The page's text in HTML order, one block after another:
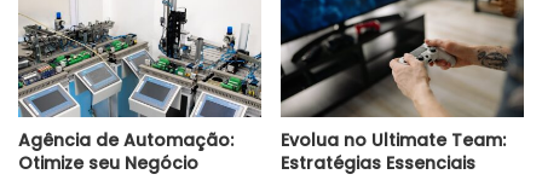
Agência de Automação:
Otimize seu Negócio
Evolua no Ultimate Team:
Estratégias Essenciais